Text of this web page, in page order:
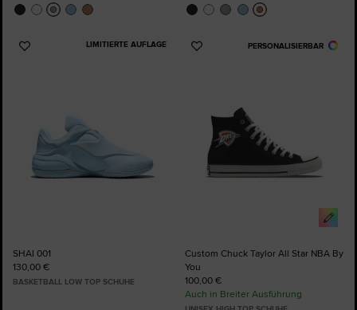
LIMITIERTE AUFLAGE
Zu
SHAI 001
130,00 €
BASKETBALL LOW TOP SCHUHE
PERSONALISIERBAR
Zu
Custom Chuck Taylor All Star NBA By
You
100,00 €
Auch in Breiter Ausführung